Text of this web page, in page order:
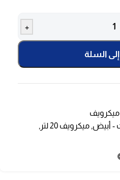
+
السلة
ميكرويف
, ميكرويف 20 لتر
,